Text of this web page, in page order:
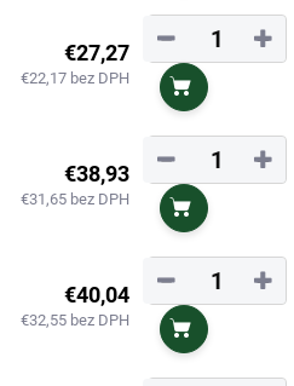
€27,27
€22,17 bez DPH
+
−
Do košíka
€38,93
€31,65 bez DPH
+
−
Do košíka
€40,04
€32,55 bez DPH
+
−
Do košíka